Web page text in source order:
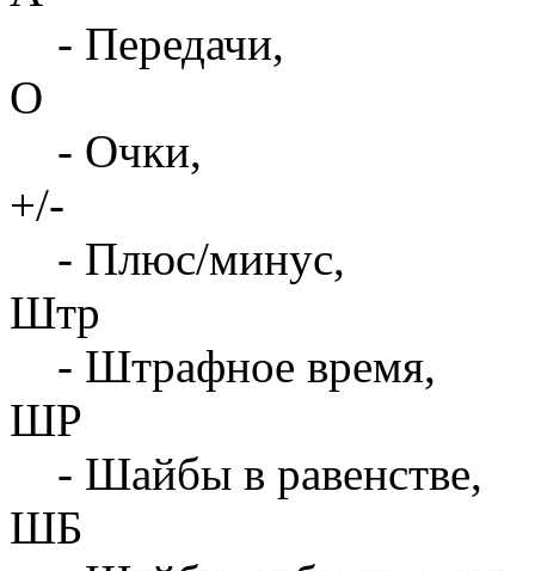
- Передачи,
О
- Очки,
+/-
- Плюс/минус,
Штр
- Штрафное время,
ШР
- Шайбы в равенстве,
ШБ